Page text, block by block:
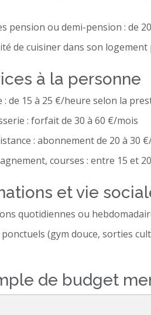
pension ou demi-pension : de
de cuisiner dans son
à la personne
: de 15 à 25 €/heure selon la
: forfait de 30 à 60 €/mois
: abonnement de 20 à 30
courses : entre 15 et
et vie
quotidiennes ou
(gym douce, sorties
de budget